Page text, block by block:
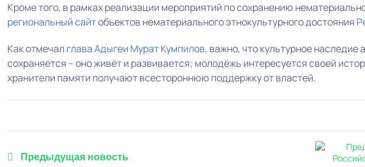
Кроме того, в рамках реализации мероприятий по сохранению
региональный сайтобъектов нематериального этнокультурного достояния
Как отмечал глава Адыгеи Мурат Кумпилов, важно, что культурное наследие
сохраняется – оно живёт и развивается; молодёжь интересуется своей
хранители памяти получают всестороннюю поддержку от властей.
Предыдущая новость